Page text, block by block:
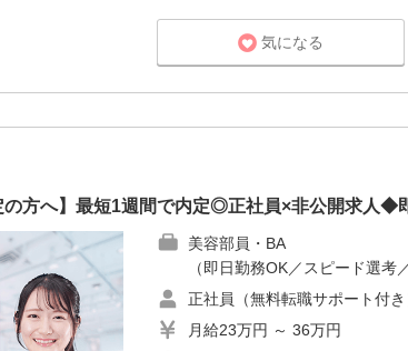
気になる
の方へ】最短1週間で内定◎正社員×非公開求人◆
美容部員・BA
（即日勤務OK／スピード選考
正社員（無料転職サポート付き
月給23万円 ～ 36万円